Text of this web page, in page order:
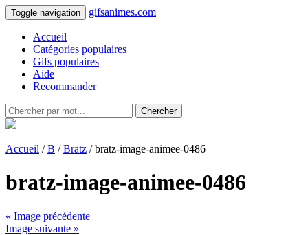
Toggle navigation gifsanimes.com
Accueil
Catégories populaires
Gifs populaires
Aide
Recommander
Chercher
Accueil /B /Bratz / bratz-image-animee-0486
bratz-image-animee-0486
« Image précédente
Image suivante »